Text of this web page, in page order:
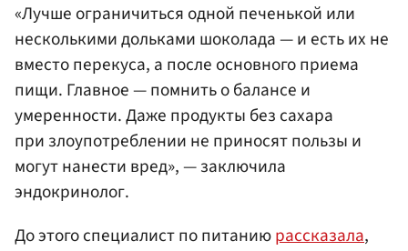
«Лучше ограничиться одной печенькой или
несколькими дольками шоколада — и есть их не
вместо перекуса, а после основного приема
пищи. Главное — помнить о балансе и
умеренности. Даже продукты без сахара
при злоупотреблении не приносят пользы и
могут нанести вред», — заключила
эндокринолог.
До этого специалист по питаниюрассказала,